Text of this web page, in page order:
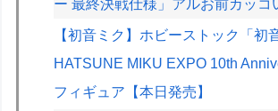
ー 最終決戦仕様」アルお前カッコ
【初音ミク】ホビーストック「初
HATSUNE MIKU EXPO 10th
フィギュア【本日発売】